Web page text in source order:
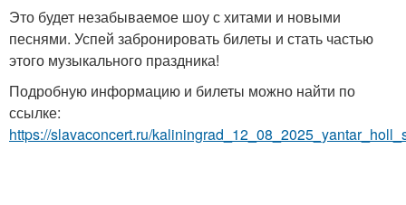
Это будет незабываемое шоу с хитами и новыми
песнями. Успей забронировать билеты и стать частью
этого музыкального праздника!
Подробную информацию и билеты можно найти по
ссылке:
https://slavaconcert.ru/